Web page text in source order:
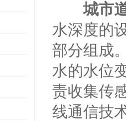
城市
水深度的
部分组成
水的水位
责收集传
线通信技